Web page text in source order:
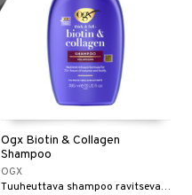
Ogx Biotin & Collagen
Shampoo
OGX
Tuuheuttava shampoo ravitsevalla koostumuksella OGXlta